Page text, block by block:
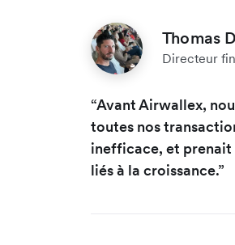
Thomas
Directeur
“Avant Airwallex,
toutes nos
inefficace, et prenait
liés à la croissance.”